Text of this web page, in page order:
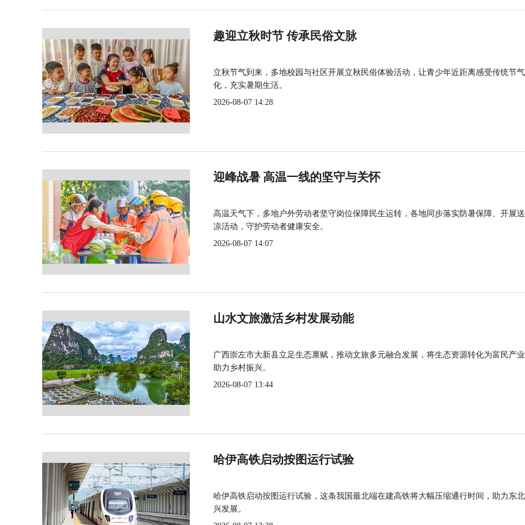
趣迎立秋时节 传承民俗文脉
立秋节气到来，多地校园与社区开展立秋民俗体验活动，让青少年近距离感受传统节
化，充实暑期生活。
2026-08-07 14:28
迎峰战暑 高温一线的坚守与关怀
高温天气下，多地户外劳动者坚守岗位保障民生运转，各地同步落实防暑保障、开展
凉活动，守护劳动者健康安全。
2026-08-07 14:07
山水文旅激活乡村发展动能
广西崇左市大新县立足生态禀赋，推动文旅多元融合发展，将生态资源转化为富民产
助力乡村振兴。
2026-08-07 13:44
哈伊高铁启动按图运行试验
哈伊高铁启动按图运行试验，这条我国最北端在建高铁将大幅压缩通行时间，助力东
兴发展。